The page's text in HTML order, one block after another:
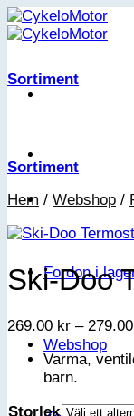
Skip
to
Fordon i
Webshop
Sortiment
Sortiment
Hem / Webshop /
Ski-Doo
269.00 kr – 279.00
Varma,
barn.
Storlek